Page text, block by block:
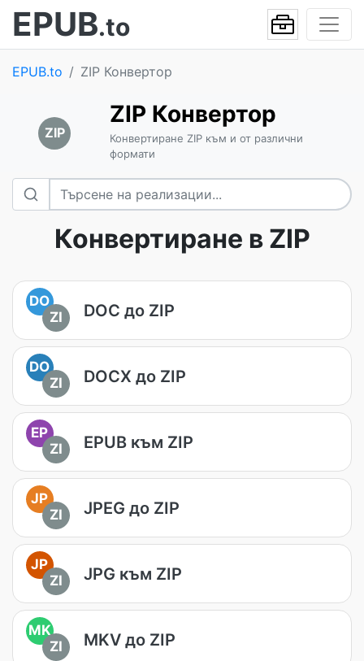
EPUB.to
EPUB.to ZIP Конвертор
ZIP
ZIP Конвертор
Конвертиране ZIP към и от различни
формати
Конвертиране в ZIP
DO
ZI
DOC до ZIP
DO
ZI
DOCX до ZIP
EP
ZI
EPUB към ZIP
JP
ZI
JPEG до ZIP
JP
ZI
JPG към ZIP
MK
ZI
MKV до ZIP